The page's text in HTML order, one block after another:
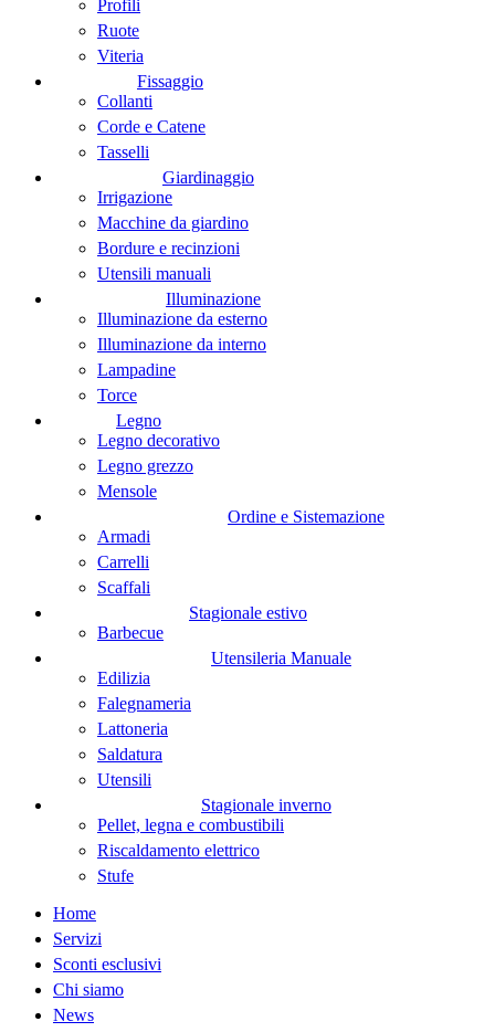
Profili
Ruote
Viteria
Fissaggio
Collanti
Corde e Catene
Tasselli
Giardinaggio
Irrigazione
Macchine da giardino
Bordure e recinzioni
Utensili manuali
Illuminazione
Illuminazione da esterno
Illuminazione da interno
Lampadine
Torce
Legno
Legno decorativo
Legno grezzo
Mensole
Ordine e Sistemazione
Armadi
Carrelli
Scaffali
Stagionale estivo
Barbecue
Utensileria Manuale
Edilizia
Falegnameria
Lattoneria
Saldatura
Utensili
Stagionale inverno
Pellet, legna e combustibili
Riscaldamento elettrico
Stufe
Home
Servizi
Sconti esclusivi
Chi siamo
News